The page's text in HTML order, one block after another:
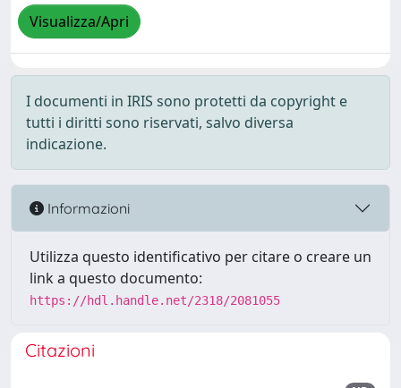
Visualizza/Apri
I documenti in IRIS sono protetti da copyright e
tutti i diritti sono riservati, salvo diversa
indicazione.
Informazioni
Utilizza questo identificativo per citare o creare un
link a questo documento:
https://hdl.handle.net/2318/2081055
Citazioni